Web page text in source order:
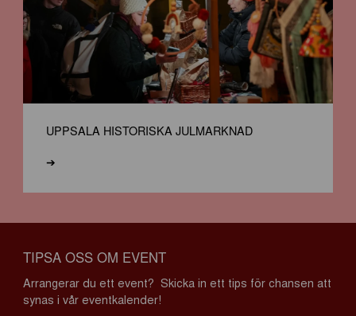
UPPSALA HISTORISKA JULMARKNAD
➔
TIPSA OSS OM EVENT
Arrangerar du ett event? Skicka in ett tips för chansen att
synas i vår eventkalender!